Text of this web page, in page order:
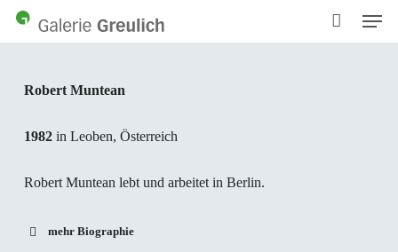
Skip
content
Menu
Robert Muntean
1982in Leoben, Österreich
Robert Muntean lebt und arbeitet in Berlin.
mehr Biographie